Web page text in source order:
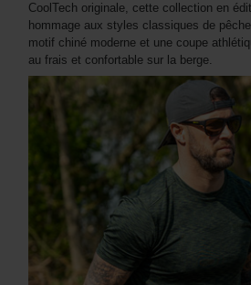
CoolTech originale, cette collection en
hommage aux styles classiques de
motif chiné moderne et une coupe
au frais et confortable sur la berge.